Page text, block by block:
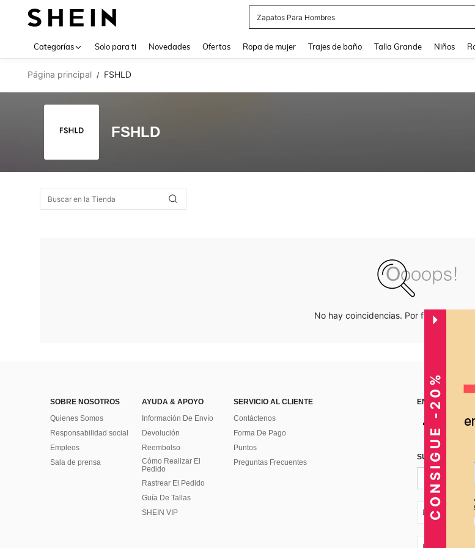
Zapatos Para Hombres
Categorías Solo para ti Novedades Ofertas Ropa de mujer Trajes de baño Talla Grande Niños
Página principal / FSHLD
FSHLD
No hay coincidencias. Por favor
SOBRE NOSOTROS
Quienes Somos
Responsabilidad social
Empleos
Sala de prensa
AYUDA & APOYO
Información De Envío
Devolución
Reembolso
Cómo Realizar El
Pedido
Rastrear El Pedido
Guía De Tallas
SHEIN VIP
SERVICIO AL CLIENTE
Contáctenos
Forma De Pago
Puntos
Preguntas Frecuentes
SUSCRÍBETE
EC + 593
CONSIGUE -20%